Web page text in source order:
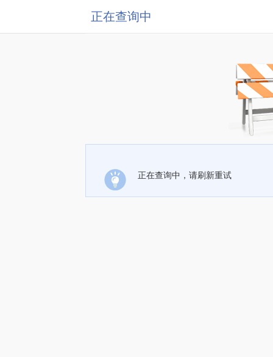
正在查询中
正在查询中，请刷新重试